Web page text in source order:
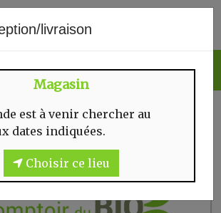
livraison
Magasin
est à venir chercher au
dates indiquées.
Choisir ce lieu